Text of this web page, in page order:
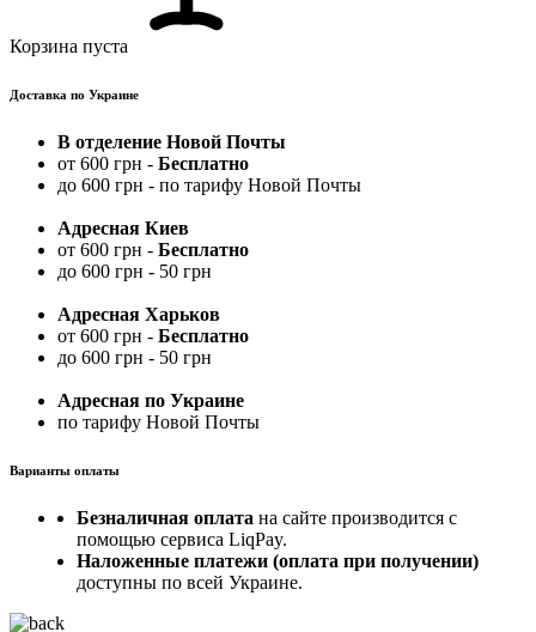
Корзина пуста
Доставка по Украине
В отделение Новой Почты
от 600 грн - Бесплатно
до 600 грн - по тарифу Новой Почты
Адресная Киев
от 600 грн - Бесплатно
до 600 грн - 50 грн
Адресная Харьков
от 600 грн - Бесплатно
до 600 грн - 50 грн
Адресная по Украине
по тарифу Новой Почты
Варианты оплаты
Безналичная оплата на сайте производится с
помощью сервиса LiqPay.
Наложенные платежи (оплата при получении)
доступны по всей Украине.